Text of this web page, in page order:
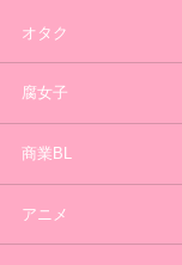
オタク
腐女子
商業BL
アニメ